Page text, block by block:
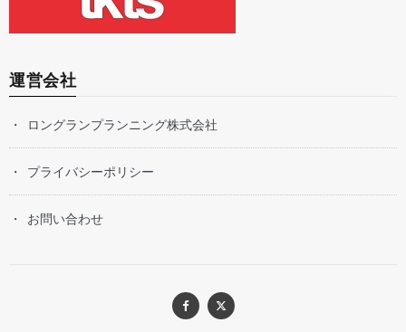
運営会社
ロングランプランニング株式会社
プライバシーポリシー
お問い合わせ